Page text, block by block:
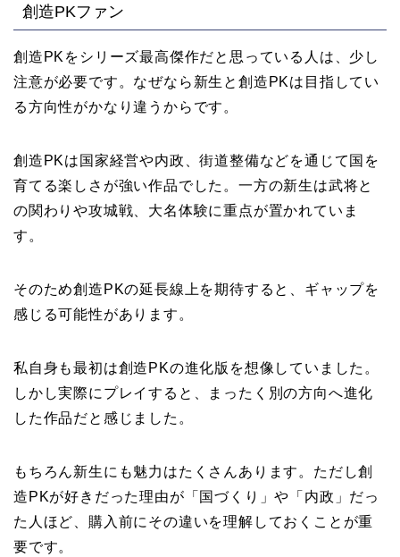
創造PKファン
創造PKをシリーズ最高傑作だと思っている人は、少し
注意が必要です。なぜなら新生と創造PKは目指してい
る方向性がかなり違うからです。
創造PKは国家経営や内政、街道整備などを通じて国を
育てる楽しさが強い作品でした。一方の新生は武将と
の関わりや攻城戦、大名体験に重点が置かれていま
す。
そのため創造PKの延長線上を期待すると、ギャップを
感じる可能性があります。
私自身も最初は創造PKの進化版を想像していました。
しかし実際にプレイすると、まったく別の方向へ進化
した作品だと感じました。
もちろん新生にも魅力はたくさんあります。ただし創
造PKが好きだった理由が「国づくり」や「内政」だっ
た人ほど、購入前にその違いを理解しておくことが重
要です。